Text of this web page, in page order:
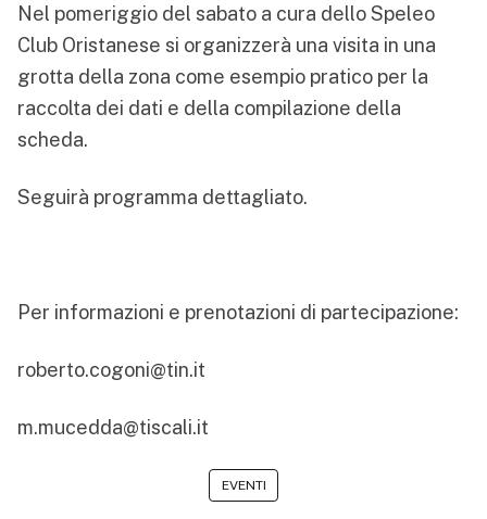
Nel pomeriggio del sabato a cura dello Speleo
Club Oristanese si organizzerà una visita in una
grotta della zona come esempio pratico per la
raccolta dei dati e della compilazione della
scheda.
Seguirà programma dettagliato.
Per informazioni e prenotazioni di partecipazione:
roberto.cogoni@tin.it
m.mucedda@tiscali.it
EVENTI